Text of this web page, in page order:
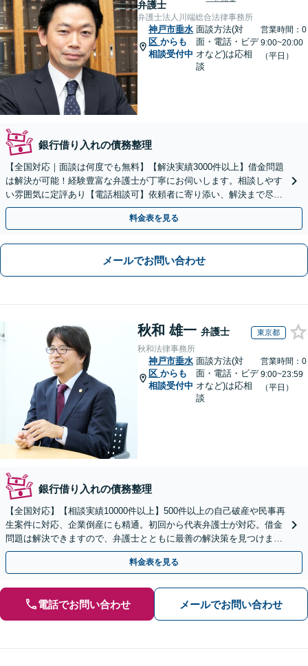
弁護士
弁護士法人川端総合法律事務所
神戸市垂水
区 からも
相談受付中
面談方法(対
面・電話・ビデ
オなど)は応相
談
営業時間：0
9:00~20:00
（平日）
銀行借り入れの債務整理
【全国対応｜面談は何度でも無料】【解決実績3000件以上】借金問題
は解決が可能！経験豊富な弁護士が丁寧にお伺いします。相談しやす
い雰囲気に定評あり【電話相談可】依頼者に寄り添い、解決まで尽
力。まずは勇気を出してご相談下さい！土日夜間対応可
料金表を見る
メールでお問い合わせ
秋和 雄一 弁護士 東京都
秋和法律事務所
神戸市垂水
区 からも
相談受付中
面談方法(対
面・電話・ビデ
オなど)は応相
談
営業時間：0
9:00~23:59
（平日）
銀行借り入れの債務整理
【全国対応】【相談実績10000件以上】500件以上の自己破産や民事再
生案件に対応、企業倒産にも精通。初回から代表弁護士が対応。借金
問題は解決できますので、弁護士とともに最善の解決策を見つけまし
ょう【初回相談無料】【法テラス利用可】
料金表を見る
電話でお問い合わせ メールでお問い合わせ